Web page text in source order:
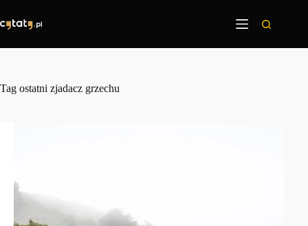
treści
Tag ostatni zjadacz grzechu